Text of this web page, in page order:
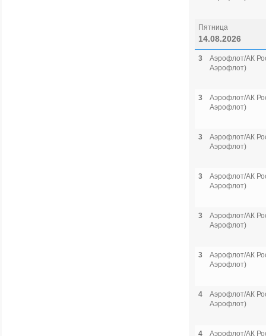
Пятница
14.08.2026
3
Аэрофлот/АК
Аэрофлот)
3
Аэрофлот/АК
Аэрофлот)
3
Аэрофлот/АК
Аэрофлот)
3
Аэрофлот/АК
Аэрофлот)
3
Аэрофлот/АК
Аэрофлот)
3
Аэрофлот/АК
Аэрофлот)
4
Аэрофлот/АК
Аэрофлот)
4 Аэрофлот/АК